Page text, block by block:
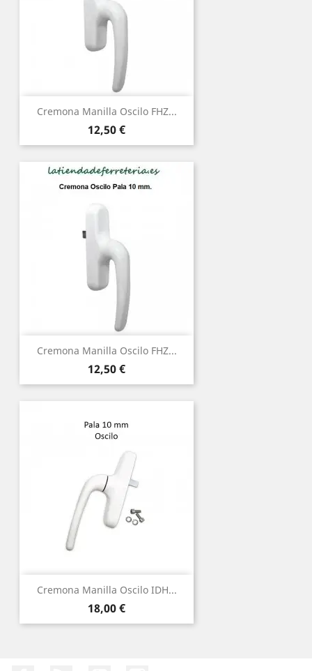
Cremona Manilla Oscilo FHZ...
Precio
12,50 €
Cremona Manilla Oscilo FHZ...
Precio
12,50 €
Cremona Manilla Oscilo IDH...
Precio
18,00 €